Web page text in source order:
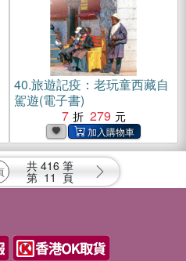
40.旅遊記疫：老玩童西藏自
駕遊(電子書)
7
279
共 416 筆
第 11 頁